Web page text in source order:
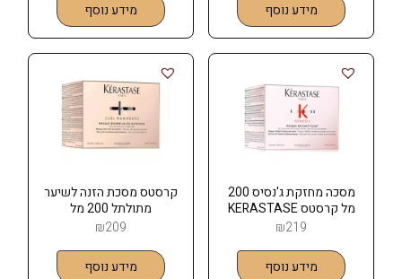
מידע נוסף מידע נוסף
מסכה מחזקת ג'נסיס 200
מל קרסטס KERASTASE
₪219
מידע נוסף
קרסטס מסכת הזנה לשיער
מתולתל 200 מל
KERASTASE
₪209
מידע נוסף